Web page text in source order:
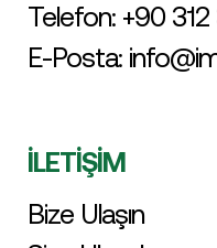
Telefon: +90
E-Posta:
İLETİŞİM
Bize Ulaşın